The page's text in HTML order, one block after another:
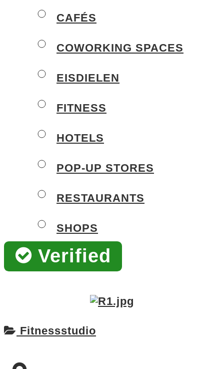
CAFÉS
COWORKING SPACES
EISDIELEN
FITNESS
HOTELS
POP-UP STORES
RESTAURANTS
SHOPS
Verified
Fitnessstudio